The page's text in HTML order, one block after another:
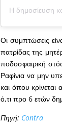
Η δημοσίευση
Οι συμπτώσεις
πατρίδας της
ποδοσφαιρική
Ραφίνια να μην
και όπου
ό,τι προ 6 ετών
Πηγή: Contra